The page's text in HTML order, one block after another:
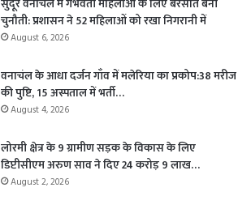
चुनौती: प्रशासन ने 52 महिलाओं को रखा निगरानी में
August 6, 2026
वनाचंल के आधा दर्जन गाँव में मलेरिया का प्रकोप:38 मरीज
की पुष्टि, 15 अस्पताल में भर्ती…
August 4, 2026
लोरमी क्षेत्र के 9 ग्रामीण सड़क के विकास के लिए
डिप्टीसीएम अरुण साव ने दिए 24 करोड़ 9 लाख…
August 2, 2026